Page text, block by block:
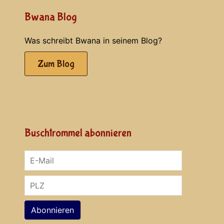
Bwana Blog
Was schreibt Bwana in seinem Blog?
Zum Blog
Buschtrommel abonnieren
Abonnieren